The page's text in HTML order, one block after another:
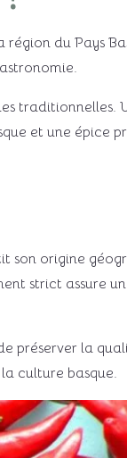
du Pays
traditionnelles.
et une épice
son origine
strict assure
préserver la
culture basque.